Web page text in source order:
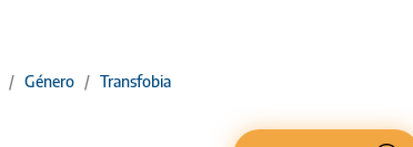
/ Género / Transfobia